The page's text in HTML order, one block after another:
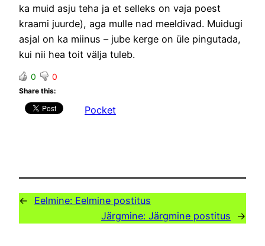
ka muid asju teha ja et selleks on vaja poest
kraami juurde), aga mulle nad meeldivad. Muidugi
asjal on ka miinus – jube kerge on üle pingutada,
kui nii hea toit välja tuleb.
0 0
Share this:
Pocket
← Eelmine: Eelmine postitus
Järgmine: Järgmine postitus →